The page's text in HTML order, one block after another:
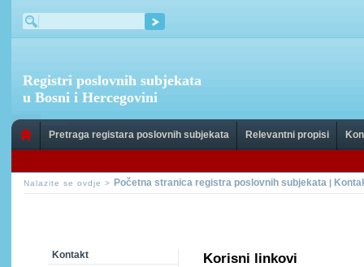
Registri poslovnih subjekata
u Bosni i Hercegovini
Pretraga registara poslovnih subjekata Relevantni propisi
Nalazite se ovdje > Početna stranica registra poslovnih subjekata |
Kontakt
Korisni linkovi